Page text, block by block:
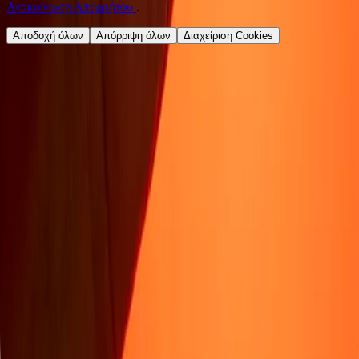
Ανακοίνωση Απορρήτου .
Αποδοχή όλων Απόρριψη όλων Διαχείριση Cookies